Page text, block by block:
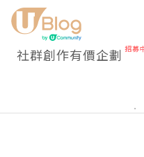
社群創作有價企劃